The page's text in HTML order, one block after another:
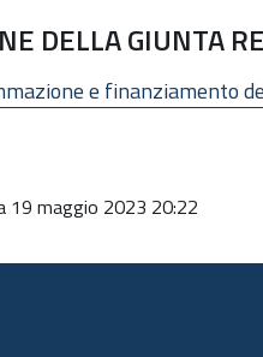
DELLA GIUNTA
e finanziamento
19 maggio 2023 20:22